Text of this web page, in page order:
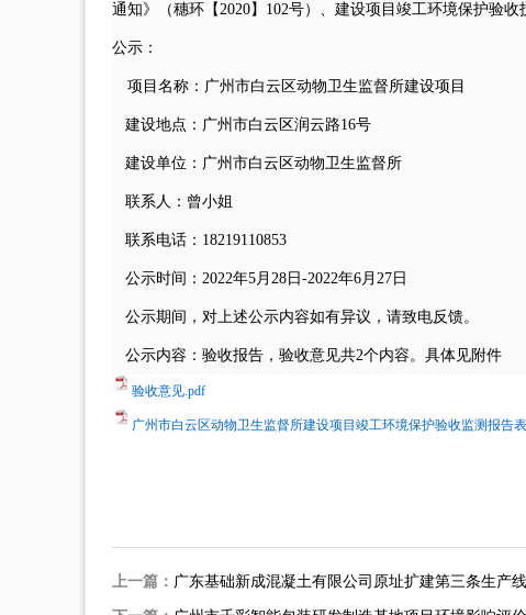
通知》（穗环【2020】102号）、建设项目竣工环境保护验
公示：
项目名称： 广州市白云区动物卫生监督所建设项目
建设地点：广州市白云区润云路16号
建设单位： 广州市白云区动物卫生监督所
联系人：曾小姐
联系电话：18219110853
公示时间：2022年5月28日-2022年6月27日
公示期间，对上述公示内容如有异议，请致电反馈。
公示内容：验收报告，验收意见共2个内容。具体见附件
验收意见.pdf
广州市白云区动物卫生监督所建设项目竣工环境保护验收监测报告
上一篇： 广东基础新成混凝土有限公司原址扩建第三条生产